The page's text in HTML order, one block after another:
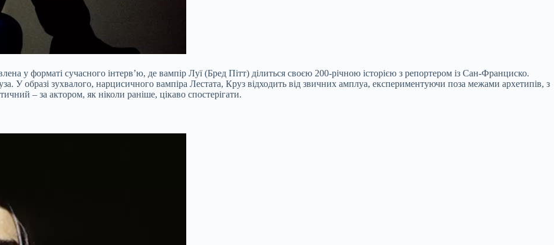
у форматі сучасного інтерв’ю, де вампір Луї (Бред Пітт) ділиться своєю 200-річною історією з репортером із Сан-Франциско.
У образі зухвалого, нарцисичного вампіра Лестата, Круз відходить від звичних амплуа, експериментуючи поза межами архетипів, з
– за актором, як ніколи раніше, цікаво спостерігати.